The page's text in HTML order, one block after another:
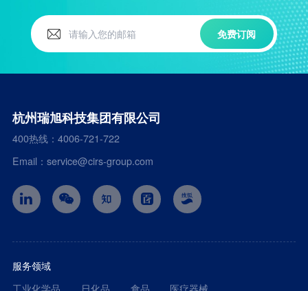
免费订阅
杭州瑞旭科技集团有限公司
400热线：4006-721-722
Email：service@cirs-group.com
服务领域